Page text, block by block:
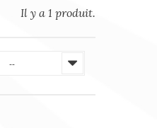
Il y a 1 produit.
--